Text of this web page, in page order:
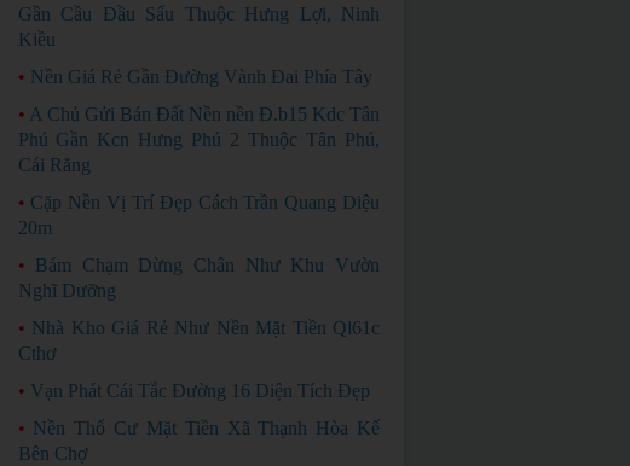
Gần Cầu Đầu Sấu Thuộc Hưng Lợi, Ninh
Kiều
• Nền Giá Rẻ Gần Đường Vành Đai Phía Tây
• A Chủ Gửi Bán Đất Nền nền Đ.b15 Kdc Tân
Phú Gần Kcn Hưng Phú 2 Thuộc Tân Phú,
Cái Răng
• Cặp Nền Vị Trí Đẹp Cách Trần Quang Diệu
20m
• Bám Chạm Dừng Chân Như Khu Vườn
Nghĩ Dưỡng
• Nhà Kho Giá Rẻ Như Nền Mặt Tiền Ql61c
Cthơ
• Vạn Phát Cái Tắc Đường 16 Diện Tích Đẹp
• Nền Thổ Cư Mặt Tiền Xã Thạnh Hòa Kế
Bên Chợ